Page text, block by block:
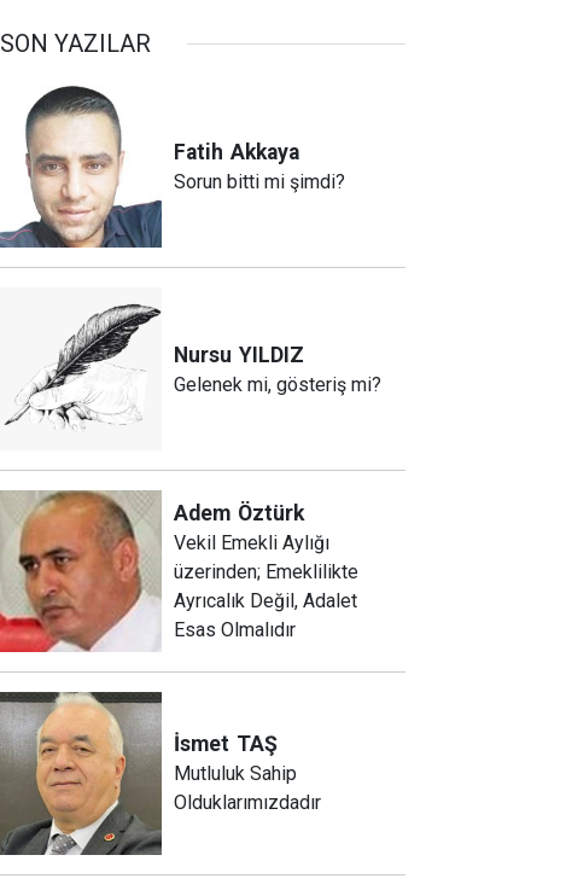
SON YAZILAR
Fatih Akkaya
Sorun bitti mi şimdi?
Nursu YILDIZ
Gelenek mi, gösteriş mi?
Adem Öztürk
Vekil Emekli Aylığı
üzerinden; Emeklilikte
Ayrıcalık Değil, Adalet
Esas Olmalıdır
İsmet TAŞ
Mutluluk Sahip
Olduklarımızdadır